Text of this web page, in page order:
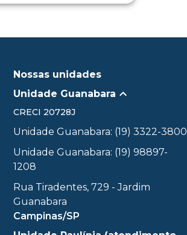
Nossas unidades
Unidade Guanabara
CRECI 20728J
Unidade Guanabara: (19) 3322-3800
Unidade Guanabara: (19) 98897-
1208
Rua Tiradentes, 729 - Jardim
Guanabara
Campinas/SP